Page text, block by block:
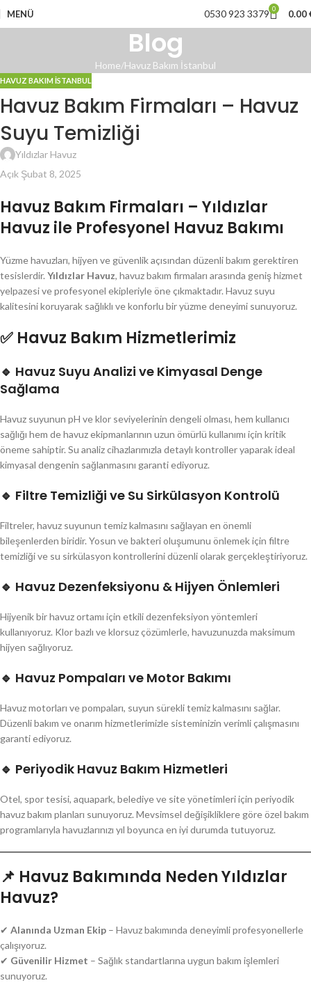
MENÜ 0530 923 3379 0 0.00
Blog
Home Havuz Bakım İstanbul
HAVUZ BAKIM İSTANBUL
Havuz Bakım Firmaları – Havuz
Suyu Temizliği
Yıldızlar Havuz
Açık Şubat 8, 2025
Havuz Bakım Firmaları – Yıldızlar
Havuz ile Profesyonel Havuz Bakımı
Yüzme havuzları, hijyen ve güvenlik açısından düzenli bakım gerektiren
tesislerdir. Yıldızlar Havuz, havuz bakım firmaları arasında geniş hizmet
yelpazesi ve profesyonel ekipleriyle öne çıkmaktadır. Havuz suyu
kalitesini koruyarak sağlıklı ve konforlu bir yüzme deneyimi sunuyoruz.
✅ Havuz Bakım Hizmetlerimiz
🔹 Havuz Suyu Analizi ve Kimyasal Denge
Sağlama
Havuz suyunun pH ve klor seviyelerinin dengeli olması, hem kullanıcı
sağlığı hem de havuz ekipmanlarının uzun ömürlü kullanımı için kritik
öneme sahiptir. Su analiz cihazlarımızla detaylı kontroller yaparak ideal
kimyasal dengenin sağlanmasını garanti ediyoruz.
🔹 Filtre Temizliği ve Su Sirkülasyon Kontrolü
Filtreler, havuz suyunun temiz kalmasını sağlayan en önemli
bileşenlerden biridir. Yosun ve bakteri oluşumunu önlemek için filtre
temizliği ve su sirkülasyon kontrollerini düzenli olarak gerçekleştiriyoruz.
🔹 Havuz Dezenfeksiyonu & Hijyen Önlemleri
Hijyenik bir havuz ortamı için etkili dezenfeksiyon yöntemleri
kullanıyoruz. Klor bazlı ve klorsuz çözümlerle, havuzunuzda maksimum
hijyen sağlıyoruz.
🔹 Havuz Pompaları ve Motor Bakımı
Havuz motorları ve pompaları, suyun sürekli temiz kalmasını sağlar.
Düzenli bakım ve onarım hizmetlerimizle sisteminizin verimli çalışmasını
garanti ediyoruz.
🔹 Periyodik Havuz Bakım Hizmetleri
Otel, spor tesisi, aquapark, belediye ve site yönetimleri için periyodik
havuz bakım planları sunuyoruz. Mevsimsel değişikliklere göre özel bakım
programlarıyla havuzlarınızı yıl boyunca en iyi durumda tutuyoruz.
📌 Havuz Bakımında Neden Yıldızlar
Havuz?
✔ Alanında Uzman Ekip – Havuz bakımında deneyimli profesyonellerle
çalışıyoruz.
✔ Güvenilir Hizmet – Sağlık standartlarına uygun bakım işlemleri
sunuyoruz.